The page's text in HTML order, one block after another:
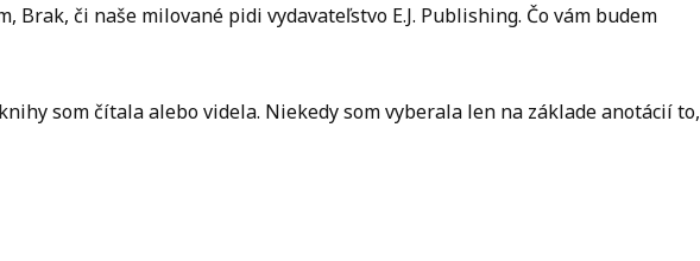
Brak, či naše milované pidi vydavateľstvo E.J. Publishing. Čo vám budem
som čítala alebo videla. Niekedy som vyberala len na základe anotácií to,